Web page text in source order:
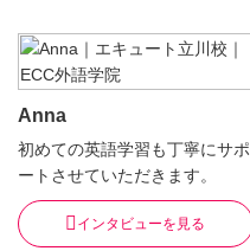
Anna
初めての英語学習も丁寧にサポ
ートさせていただきます。
インタビューを見る